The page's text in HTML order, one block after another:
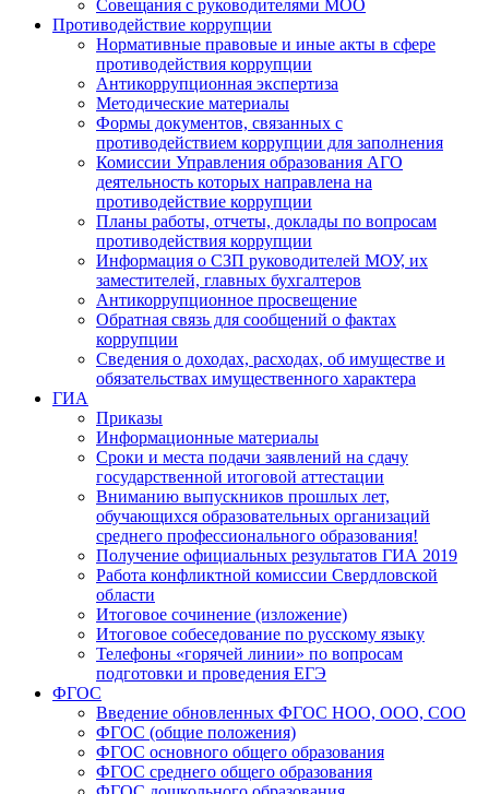
Совещания с руководителями МОО
Противодействие коррупции
Нормативные правовые и иные акты в сфере
противодействия коррупции
Антикоррупционная экспертиза
Методические материалы
Формы документов, связанных с
противодействием коррупции для заполнения
Комиссии Управления образования АГО
деятельность которых направлена на
противодействие коррупции
Планы работы, отчеты, доклады по вопросам
противодействия коррупции
Информация о СЗП руководителей МОУ, их
заместителей, главных бухгалтеров
Антикоррупционное просвещение
Обратная связь для сообщений о фактах
коррупции
Сведения о доходах, расходах, об имуществе и
обязательствах имущественного характера
ГИА
Приказы
Информационные материалы
Сроки и места подачи заявлений на сдачу
государственной итоговой аттестации
Вниманию выпускников прошлых лет,
обучающихся образовательных организаций
среднего профессионального образования!
Получение официальных результатов ГИА 2019
Работа конфликтной комиссии Свердловской
области
Итоговое сочинение (изложение)
Итоговое собеседование по русскому языку
Телефоны «горячей линии» по вопросам
подготовки и проведения ЕГЭ
ФГОС
Введение обновленных ФГОС НОО, ООО, СОО
ФГОС (общие положения)
ФГОС основного общего образования
ФГОС среднего общего образования